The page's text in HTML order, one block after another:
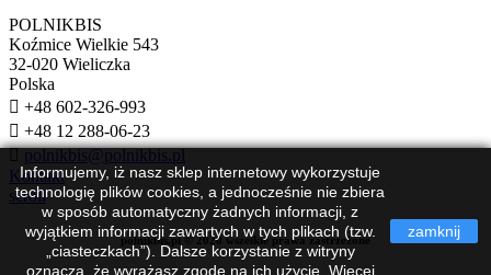
POLNIKBIS
Koźmice Wielkie 543
32-020 Wieliczka
Polska
 +48 602-326-993
 +48 12 288-06-23
polnikbis@polnikbis.pl
Kontakt
Informujemy, iż nasz sklep internetowy wykorzystuje
technologię plików cookies, a jednocześnie nie zbiera
w sposób automatyczny żadnych informacji, z
wyjątkiem informacji zawartych w tych plikach (tzw.
„ciasteczkach”). Dalsze korzystanie z witryny
oznacza, że wyrażasz zgodę na ich użycie. Więcej
zamknij
scroll
polnikbis.pl © 2020 wszelkie prawa zastrzeżone